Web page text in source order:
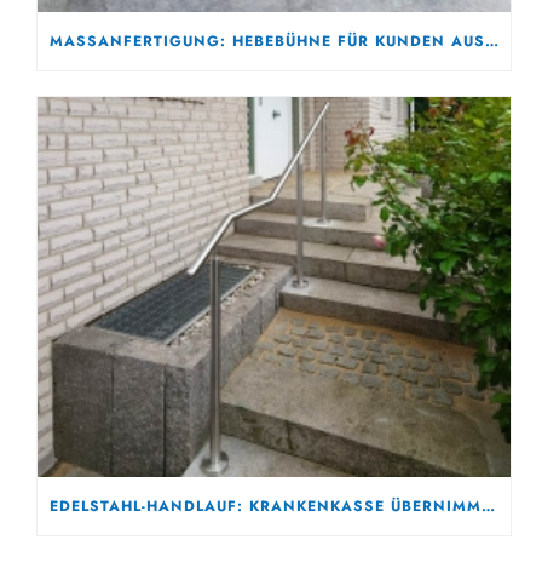
MASSANFERTIGUNG: HEBEBÜHNE FÜR KUNDEN AUS MÜLHEIM AN DER RUHR
EDELSTAHL-HANDLAUF: KRANKENKASSE ÜBERNIMMT KOSTEN